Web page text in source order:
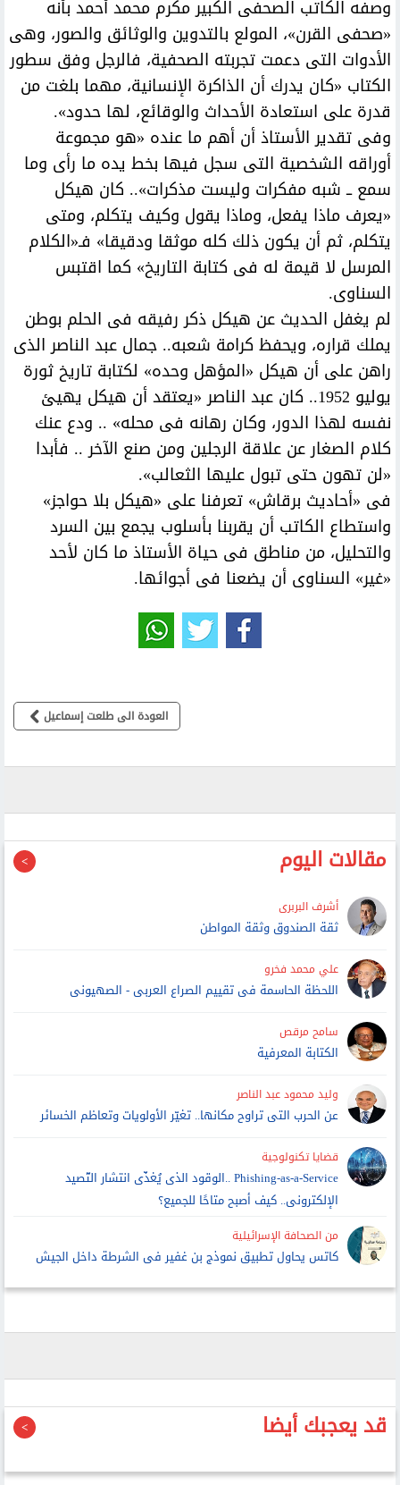
وصفه الكاتب الصحفى الكبير مكرم محمد أحمد بأنه
«صحفى القرن»، المولع بالتدوين والوثائق والصور، وهى
الأدوات التى دعمت تجربته الصحفية، فالرجل وفق سطور
الكتاب «كان يدرك أن الذاكرة الإنسانية، مهما بلغت من
قدرة على استعادة الأحداث والوقائع، لها حدود».
وفى تقدير الأستاذ أن أهم ما عنده «هو مجموعة
أوراقه الشخصية التى سجل فيها بخط يده ما رأى وما
سمع ــ شبه مفكرات وليست مذكرات».. كان هيكل
«يعرف ماذا يفعل، وماذا يقول وكيف يتكلم، ومتى
يتكلم، ثم أن يكون ذلك كله موثقا ودقيقا» فـ«الكلام
المرسل لا قيمة له فى كتابة التاريخ» كما اقتبس
السناوى.
لم يغفل الحديث عن هيكل ذكر رفيقه فى الحلم بوطن
يملك قراره، ويحفظ كرامة شعبه.. جمال عبد الناصر الذى
راهن على أن هيكل «المؤهل وحده» لكتابة تاريخ ثورة
يوليو 1952.. كان عبد الناصر «يعتقد أن هيكل يهيئ
نفسه لهذا الدور، وكان رهانه فى محله» .. ودع عنك
كلام الصغار عن علاقة الرجلين ومن صنع الآخر .. فأبدا
«لن تهون حتى تبول عليها الثعالب».
فى «أحاديث برقاش» تعرفنا على «هيكل بلا حواجز»
واستطاع الكاتب أن يقربنا بأسلوب يجمع بين السرد
والتحليل، من مناطق فى حياة الأستاذ ما كان لأحد
«غير» السناوى أن يضعنا فى أجوائها.
العودة الى طلعت إسماعيل
مقالات اليوم
أشرف البربرى
ثقة الصندوق وثقة المواطن
علي محمد فخرو
اللحظة الحاسمة فى تقييم الصراع العربى - الصهيونى
سامح مرقص
الكتابة المعرفية
وليد محمود عبد الناصر
عن الحرب التى تراوح مكانها.. تغيّر الأولويات وتعاظم الخسائر
قضايا تكنولوجية
Phishing-as-a-Service ..الوقود الذى يُغذّى انتشار التّصيد
الإلكترونى.. كيف أصبح متاحًا للجميع؟
من الصحافة الإسرائيلية
كاتس يحاول تطبيق نموذج بن غفير فى الشرطة داخل الجيش
قد يعجبك أيضا